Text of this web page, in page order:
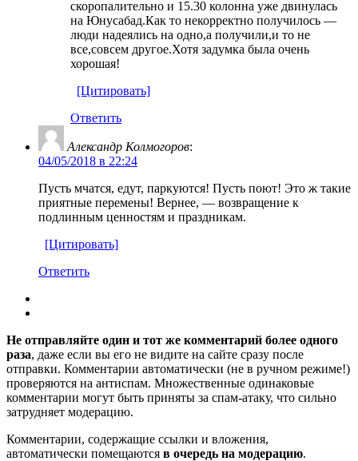
скоропалительно и 15.30 колонна уже двинулась
на Юнусабад.Как то некорректно получилось —
люди надеялись на одно,а получили,и то не
все,совсем другое.Хотя задумка была очень
хорошая!
[Цитировать]
Ответить
Александр Колмогоров:
04/05/2018 в 22:24
Пусть мчатся, едут, паркуются! Пусть поют! Это ж такие
приятные перемены! Вернее, — возвращение к
подлинным ценностям и праздникам.
[Цитировать]
Ответить
Не отправляйте один и тот же комментарий более одного
раза, даже если вы его не видите на сайте сразу после
отправки. Комментарии автоматически (не в ручном режиме!)
проверяются на антиспам. Множественные одинаковые
комментарии могут быть приняты за спам-атаку, что сильно
затрудняет модерацию.
Комментарии, содержащие ссылки и вложения,
автоматически помещаются в очередь на модерацию.